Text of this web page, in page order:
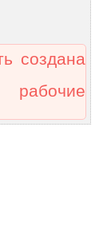
создана
рабочие